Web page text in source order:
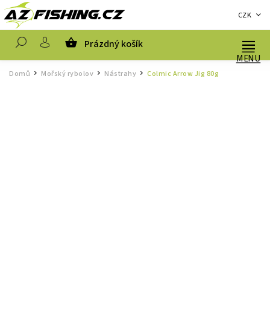
CZK
Prázdný košík
Domů / Mořský rybolov / Nástrahy / Colmic Arrow Jig 80g